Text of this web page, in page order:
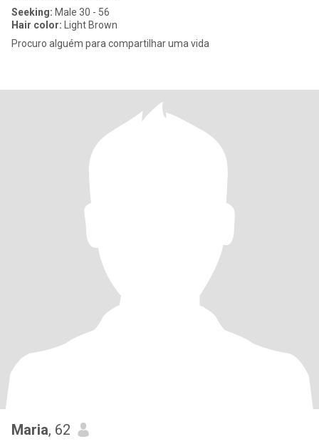
Seeking: Male 30 - 56
Hair color: Light Brown
Procuro alguém para compartilhar uma vida
Maria, 62